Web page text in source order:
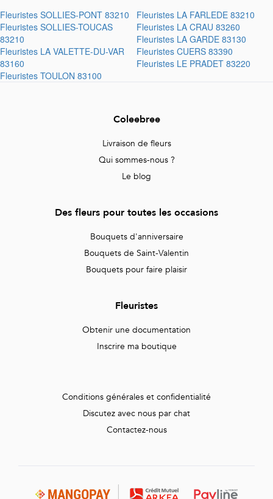
Fleuristes SOLLIES-PONT 83210 Fleuristes LA FARLEDE 83210
Fleuristes SOLLIES-TOUCAS
83210
Fleuristes LA CRAU 83260
Fleuristes LA GARDE 83130
Fleuristes LA VALETTE-DU-VAR
83160
Fleuristes CUERS 83390
Fleuristes LE PRADET 83220
Fleuristes TOULON 83100
Coleebree
Livraison de fleurs
Qui sommes-nous ?
Le blog
Des fleurs pour toutes les occasions
Bouquets d'anniversaire
Bouquets de Saint-Valentin
Bouquets pour faire plaisir
Fleuristes
Obtenir une documentation
Inscrire ma boutique
Conditions générales et confidentialité
Discutez avec nous par chat
Contactez-nous